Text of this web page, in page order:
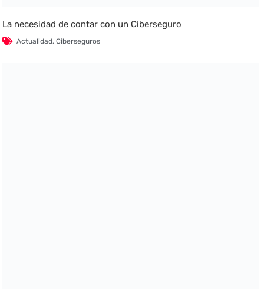
La necesidad de contar con un Ciberseguro
Actualidad,Ciberseguros